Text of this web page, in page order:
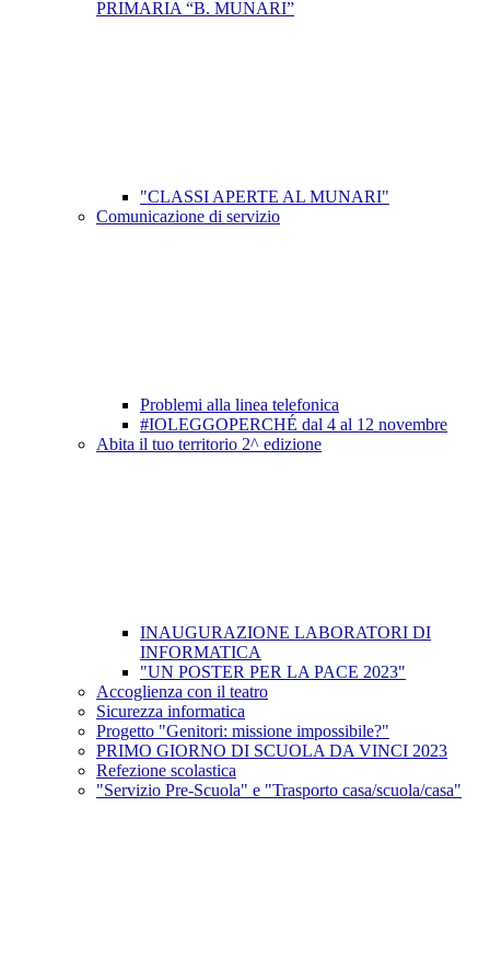
PRIMARIA “B. MUNARI”
"CLASSI APERTE AL MUNARI"
Comunicazione di servizio
Problemi alla linea telefonica
#IOLEGGOPERCHÉ dal 4 al 12 novembre
Abita il tuo territorio 2^ edizione
INAUGURAZIONE LABORATORI DI
INFORMATICA
"UN POSTER PER LA PACE 2023"
Accoglienza con il teatro
Sicurezza informatica
Progetto "Genitori: missione impossibile?"
PRIMO GIORNO DI SCUOLA DA VINCI 2023
Refezione scolastica
"Servizio Pre-Scuola" e "Trasporto casa/scuola/casa"